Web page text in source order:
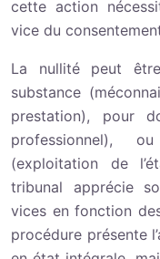
cette action
vice du
La nullité peut
substance
prestation), pour
professionnel),
(exploitation de
tribunal apprécie
vices en fonction
procédure présente